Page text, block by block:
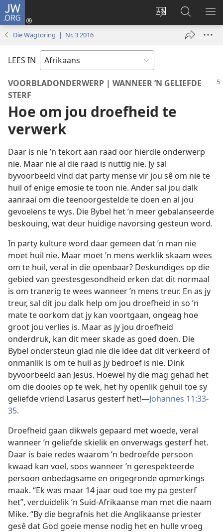
JW.ORG
Verander
Meld
aan
venster
Soek
op
JW.ORG
Die Wagtoring | Nr. 3 2016
LEES IN
VOORBLADONDERWERP | WANNEER ’N GELIEFDE
STERF
Hoe om jou droefheid te
verwerk
Daar is nie ’n tekort aan raad oor hierdie onderwerp
nie. Maar nie al die raad is nuttig nie. Jy sal
byvoorbeeld vind dat party mense vir jou sê om nie te
huil of enige emosie te toon nie. Ander sal jou dalk
aanraai om die teenoorgestelde te doen en al jou
gevoelens te wys. Die Bybel het ’n meer gebalanseerde
beskouing, wat deur huidige navorsing gesteun word.
In party kulture word daar gemeen dat ’n man nie
moet huil nie. Maar moet ’n mens werklik skaam wees
om te huil, veral in die openbaar? Deskundiges op die
gebied van geestesgesondheid erken dat dit normaal
is om tranerig te wees wanneer ’n mens treur. En as jy
treur, sal dit jou dalk help om jou droefheid in so ’n
mate te oorkom dat jy kan voortgaan, ongeag hoe
groot jou verlies is. Maar as jy jou droefheid
onderdruk, kan dit meer skade as goed doen. Die
Bybel ondersteun glad nie die idee dat dit verkeerd of
onmanlik is om te huil as jy bedroef is nie. Dink
byvoorbeeld aan Jesus. Hoewel hy die mag gehad het
om die dooies op te wek, het hy openlik gehuil toe sy
geliefde vriend Lasarus gesterf het!—Johannes 11:33-
35.
Droefheid gaan dikwels gepaard met woede, veral
wanneer ’n geliefde skielik en onverwags gesterf het.
Daar is baie redes waarom ’n bedroefde persoon
kwaad kan voel, soos wanneer ’n gerespekteerde
persoon onbedagsame en ongegronde opmerkings
maak. “Ek was maar 14 jaar oud toe my pa gesterf
het”, verduidelik ’n Suid-Afrikaanse man met die naam
Mike. “By die begrafnis het die Anglikaanse priester
gesê dat God goeie mense nodig het en hulle vroeg